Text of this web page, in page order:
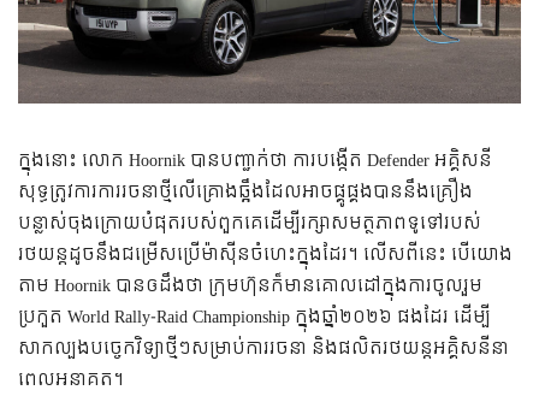
ក្នុងនោះ លោក Hoornik បានបញ្ជាក់ថា ការបង្កើត Defender អគ្គិសនី
សុទ្ធត្រូវការការរចនាថ្មីលើគ្រោងឆ្អឹងដែលអាចផ្គូផ្គងបាននឹងគ្រឿង
បន្លាស់ចុងក្រោយបំផុតរបស់ពួកគេដើម្បីរក្សាសមត្ថភាពទូទៅរបស់
រថយន្តដូចនឹងជម្រើសប្រើម៉ាសុីនចំហេះក្នុងដែរ។ លើសពីនេះ បើយោង
តាម Hoornik បានឲដឹងថា ក្រុមហ៊ុនក៏មានគោលដៅក្នុងការចូលរួម
ប្រកួត World Rally-Raid Championship ក្នុងឆ្នាំ២០២៦ ផងដែរ ដើម្បី
សាកល្បងបច្ចេកវិទ្យាថ្មីៗសម្រាប់ការរចនា និងផលិតរថយន្តអគ្គិសនីនា
ពេលអនាគត។